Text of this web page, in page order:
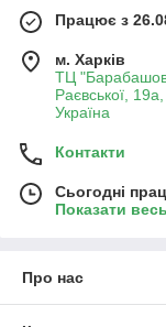
Працює з
м. Харків
ТЦ
Раєвської,
Україна
Контакти
Сьогодні
Показати
Про нас